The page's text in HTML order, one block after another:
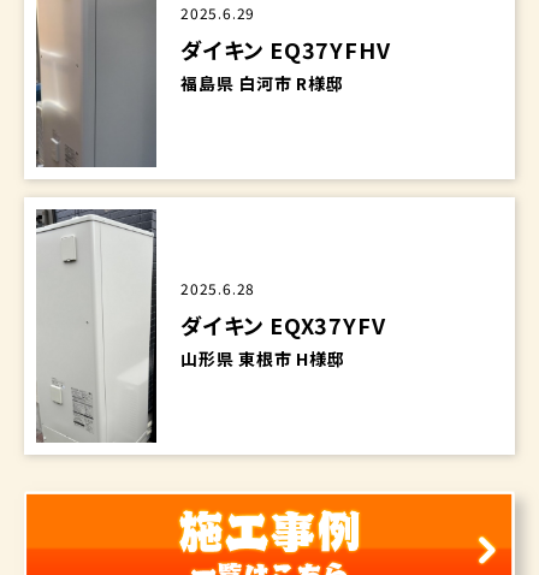
2025.6.29
ダイキン EQ37YFHV
福島県 白河市 R様邸
2025.6.28
ダイキン EQX37YFV
山形県 東根市 H様邸